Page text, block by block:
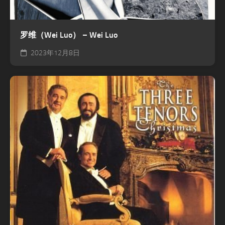
罗维（Wei Luo） – Wei Luo
2023年12月8日